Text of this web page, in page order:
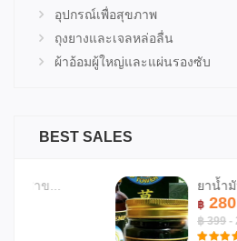
อุปกรณ์เพื่อสุขภาพ
ถุงยางและเจลหล่อลื่น
ผ้าอ้อมผู้ใหญ่และแผ่นรองซับ
BEST SALES
ยาน้ำมันนวดสมุนไพร
฿ 280
฿ 399- 29.82%